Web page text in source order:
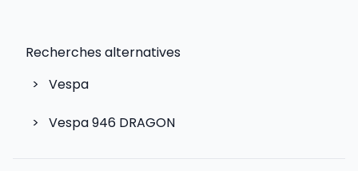
Recherches alternatives
>
Vespa
> Vespa 946 DRAGON